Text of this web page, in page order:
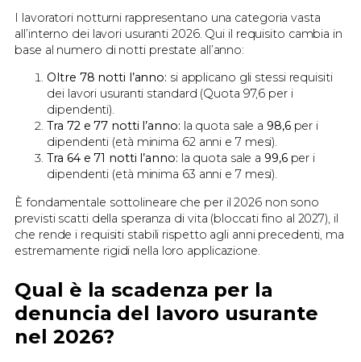
I lavoratori notturni rappresentano una categoria vasta
all’interno dei lavori usuranti 2026. Qui il requisito cambia in
base al numero di notti prestate all’anno:
Oltre 78 notti l’anno: si applicano gli stessi requisiti
dei lavori usuranti standard (Quota 97,6 per i
dipendenti).
Tra 72 e 77 notti l’anno: la quota sale a 98,6per i
dipendenti (età minima 62 anni e 7 mesi).
Tra 64 e 71 notti l’anno: la quota sale a 99,6per i
dipendenti (età minima 63 anni e 7 mesi).
È fondamentale sottolineare che per il 2026 non sono
previsti scatti della speranza di vita (bloccati fino al 2027), il
che rende i requisiti stabili rispetto agli anni precedenti, ma
estremamente rigidi nella loro applicazione.
Qual è la scadenza per la
denuncia del lavoro usurante
nel 2026?